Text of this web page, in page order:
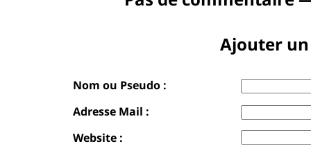
Ajouter
Nom ou Pseudo :
Adresse Mail :
Website :